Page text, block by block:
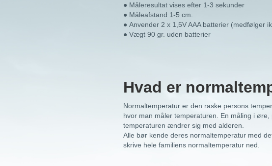
● Måleresultat vises efter 1-3 sekunder
● Måleafstand 1-5 cm.
● Anvender 2 x 1,5V AAA batterier (medfølger
● Vægt 90 gr. uden batterier
Hvad er
Normaltemperatur er den raske persons
hvor man måler temperaturen. En måling i
temperaturen ændrer sig med alderen.
Alle bør kende deres normaltemperatur med
skrive hele familiens normaltemperatur ned.